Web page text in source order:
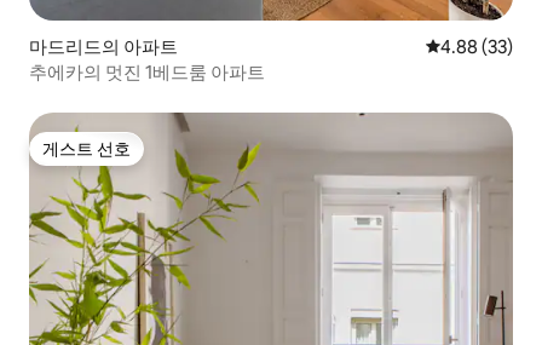
마드리드의 아파트 평점 4.88점(5
4.88 (33)
추에카의 멋진 1베드룸 아파트
게스트 선호
게스트 선호